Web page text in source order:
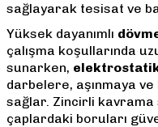
sağlayarak tesisat ve
Yüksek dayanımlı
çalışma koşullarında
sunarken, elektrostatik
darbelere, aşınmaya
sağlar. Zincirli kavrama
çaplardaki boruları